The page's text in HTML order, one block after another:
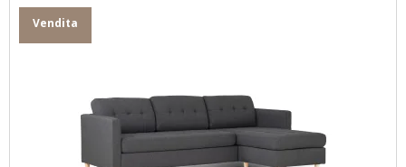
Vendita